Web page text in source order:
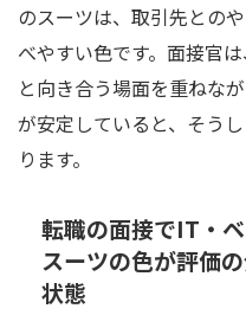
のスーツは、取引先との
べやすい色です。面接官
と向き合う場面を重ねな
が安定していると、そう
ります。
転職の面接でIT・
スーツの色が評価
状態